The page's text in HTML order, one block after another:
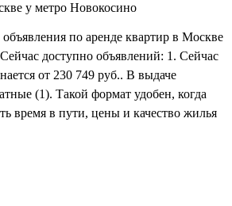
у метро Новокосино
по аренде квартир в Москве
доступно объявлений: 1. Сейчас
от 230 749 руб.. В выдаче
(1). Такой формат удобен, когда
время в пути, цены и качество жилья